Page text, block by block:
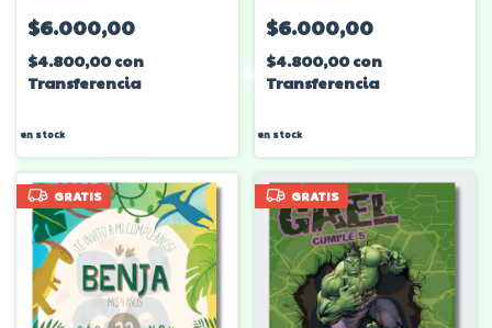
$6.000,00
$4.800,00con
Transferencia
en stock
$6.000,00
$4.800,00con
Transferencia
en stock
GRATIS GRATIS